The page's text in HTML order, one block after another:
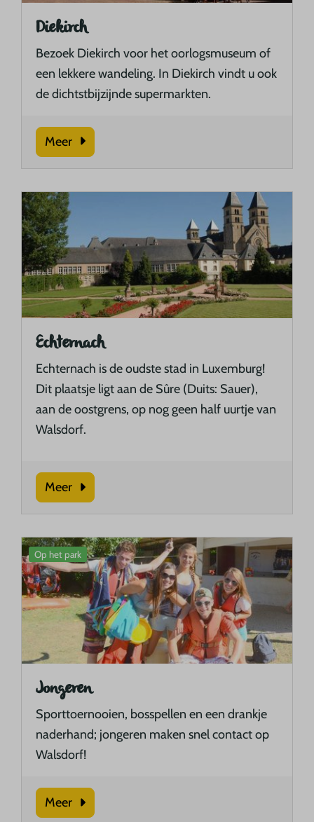
Diekirch
Bezoek Diekirch voor het oorlogsmuseum of
een lekkere wandeling. In Diekirch vindt u ook
de dichtstbijzijnde supermarkten.
Meer
Echternach
Echternach is de oudste stad in Luxemburg!
Dit plaatsje ligt aan de Sûre (Duits: Sauer),
aan de oostgrens, op nog geen half uurtje van
Walsdorf.
Meer
Op het park
Jongeren
Sporttoernooien, bosspellen en een drankje
naderhand; jongeren maken snel contact op
Walsdorf!
Meer